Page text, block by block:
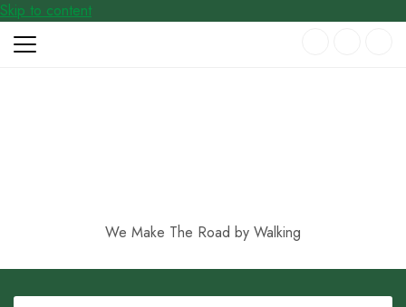
Skip to content
We Make The Road by Walking